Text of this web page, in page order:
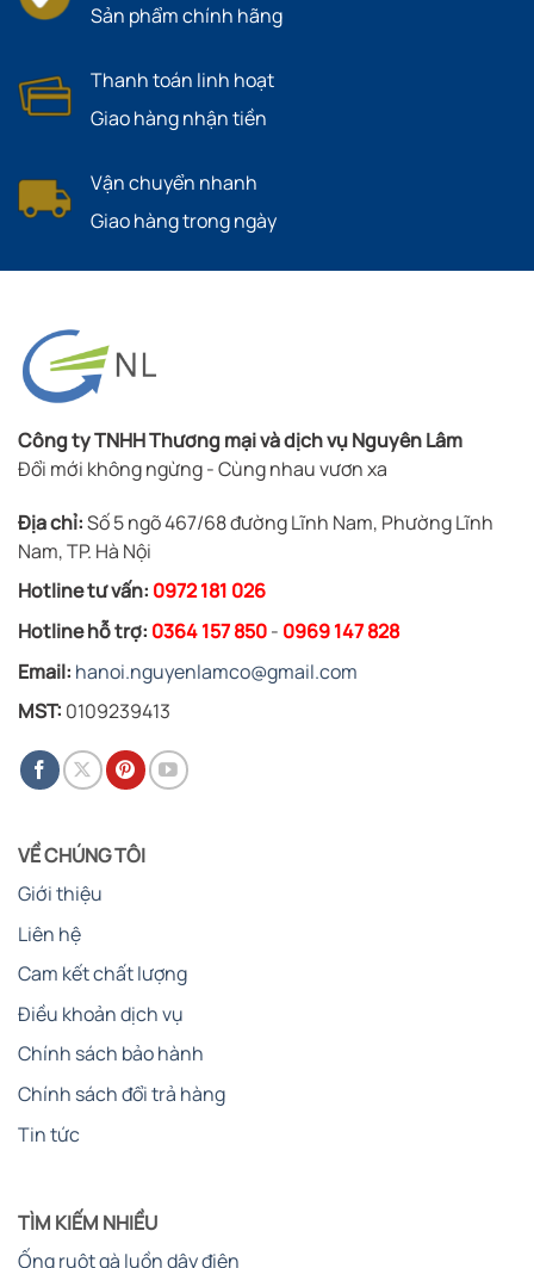
Sản phẩm chính hãng
Thanh toán linh hoạt
Giao hàng nhận tiền
Vận chuyển nhanh
Giao hàng trong ngày
Công ty TNHH Thương mại và dịch vụ Nguyên Lâm
Đổi mới không ngừng - Cùng nhau vươn xa
Địa chỉ:Số 5 ngõ 467/68 đường Lĩnh Nam, Phường Lĩnh
Nam, TP. Hà Nội
Hotline tư vấn: 0972 181 026
Hotline hỗ trợ: 0364 157 850- 0969 147 828
Email: hanoi.nguyenlamco@gmail.com
MST: 0109239413
VỀ CHÚNG TÔI
Giới thiệu
Liên hệ
Cam kết chất lượng
Điều khoản dịch vụ
Chính sách bảo hành
Chính sách đổi trả hàng
Tin tức
TÌM KIẾM NHIỀU
Ống ruột gà luồn dây điện